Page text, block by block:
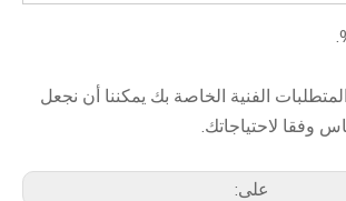
الفنية الخاصة بك يمكننا أن نجعل
وفقا لاحتياجاتك.
على: